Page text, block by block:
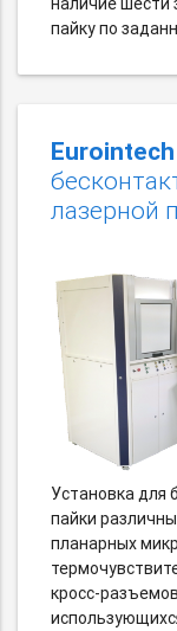
пайку по
лазерной
Установка для
пайки
планарных
кросс-